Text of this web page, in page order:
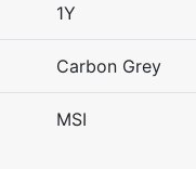
1Y
Carbon Grey
MSI